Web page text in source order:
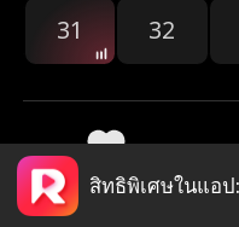
31 32
1.1k
สิทธิพิเศษในแอ